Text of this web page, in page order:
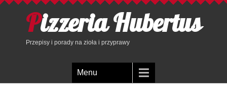
Pizzeria Hubertus
Przepisy i porady na zioła i przyprawy
Menu